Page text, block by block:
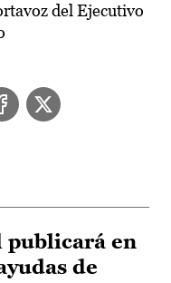
del Ejecutivo
publicará en
de